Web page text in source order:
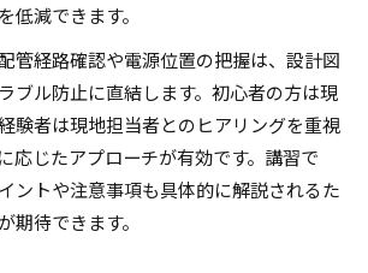
低減できます。
管経路確認や電源位置の把握は、設計図
ブル防止に直結します。初心者の方は現
験者は現地担当者とのヒアリングを重視
応じたアプローチが有効です。講習で
ントや注意事項も具体的に解説されるた
期待できます。